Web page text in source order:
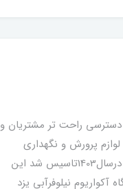
راحت تر مشتریان و
پرورش و نگهداری
آبزیان به تمام نقاط کشور درسال1403تاسیس شد این
آکواریوم نیلوفرآبی یزد